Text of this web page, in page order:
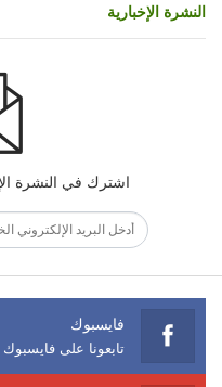
النشرة الإخبارية
اشترك في النشرة
فايسبوك
تابعونا على فايسبوك